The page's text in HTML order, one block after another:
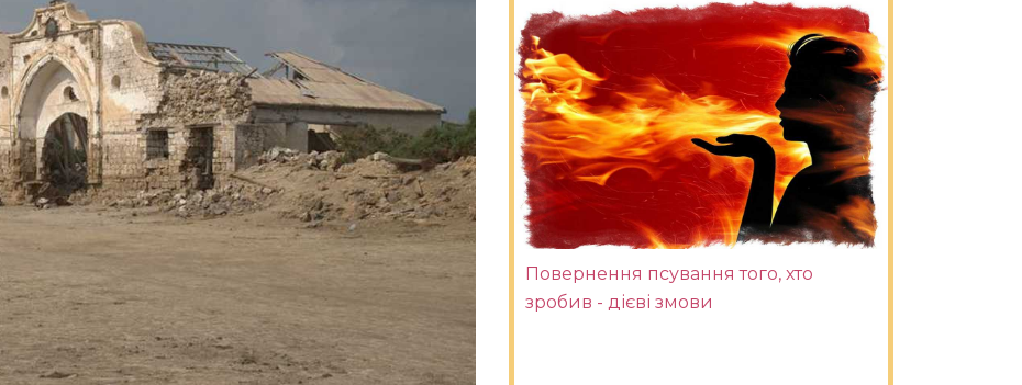
Повернення псування того, хто
зробив - дієві змови